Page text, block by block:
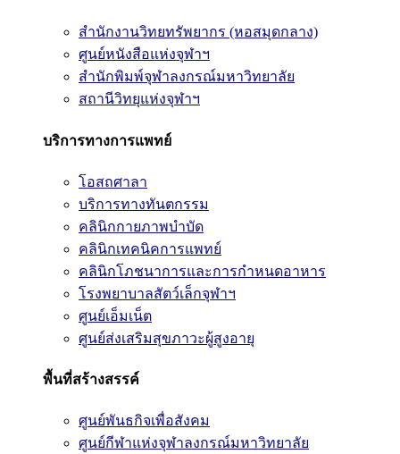
สำนักงานวิทยทรัพยากร (หอสมุดกลาง)
ศูนย์หนังสือแห่งจุฬาฯ
สำนักพิมพ์จุฬาลงกรณ์มหาวิทยาลัย
สถานีวิทยุแห่งจุฬาฯ
บริการทางการแพทย์
โอสถศาลา
บริการทางทันตกรรม
คลินิกกายภาพบำบัด
คลินิกเทคนิคการแพทย์
คลินิกโภชนาการและการกำหนดอาหาร
โรงพยาบาลสัตว์เล็กจุฬาฯ
ศูนย์เอ็มเน็ต
ศูนย์ส่งเสริมสุขภาวะผู้สูงอายุ
พื้นที่สร้างสรรค์
ศูนย์พันธกิจเพื่อสังคม
ศูนย์กีฬาแห่งจุฬาลงกรณ์มหาวิทยาลัย